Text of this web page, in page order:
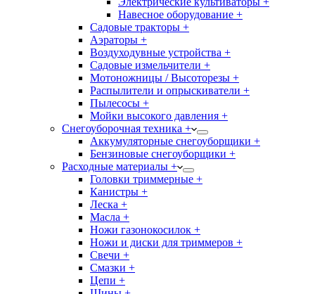
Навесное оборудование +
Садовые тракторы +
Аэраторы +
Воздуходувные устройства +
Садовые измельчители +
Мотоножницы / Высоторезы +
Распылители и опрыскиватели +
Пылесосы +
Мойки высокого давления +
Снегоуборочная техника +
Аккумуляторные снегоуборщики +
Бензиновые снегоуборщики +
Расходные материалы +
Головки триммерные +
Канистры +
Леска +
Масла +
Ножи газонокосилок +
Ножи и диски для триммеров +
Свечи +
Смазки +
Цепи +